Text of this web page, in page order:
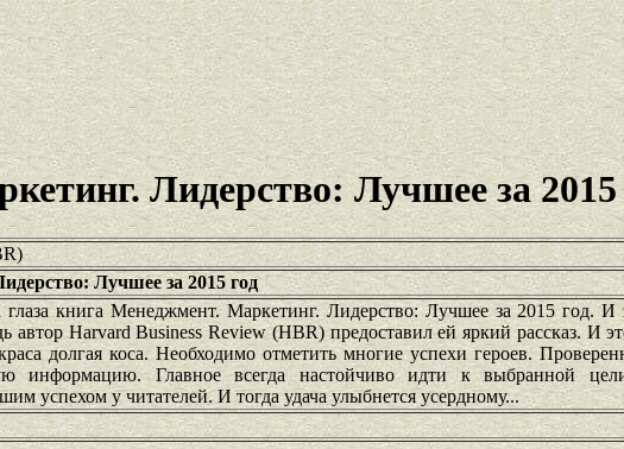
Лидерство: Лучшее за 2015
Лучшее за 2015 год
глаза книга Менеджмент. Маркетинг. Лидерство: Лучшее за 2015 год. И
автор Harvard Business Review (HBR) предоставил ей яркий рассказ. И
долгая коса. Необходимо отметить многие успехи героев.
информацию. Главное всегда настойчиво идти к выбранной
успехом у читателей. И тогда удача улыбнется усердному...